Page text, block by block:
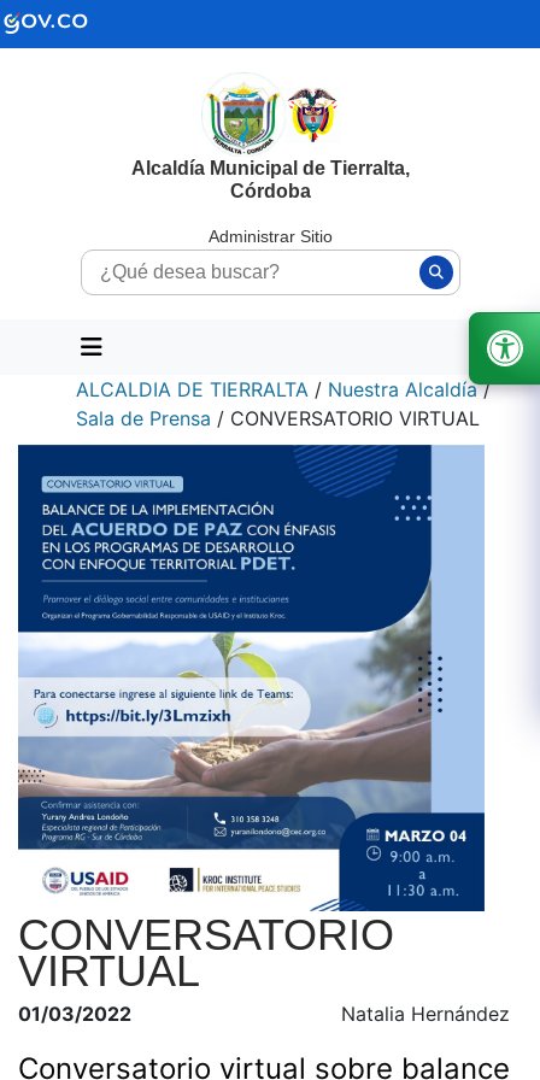
Alcaldía Municipal de Tierralta,
Córdoba
Administrar Sitio
ALCALDIA DE TIERRALTA / Nuestra Alcaldía/
Sala de Prensa / CONVERSATORIO VIRTUAL
CONVERSATORIO
VIRTUAL
01/03/2022 Natalia Hernández
Conversatorio virtual sobre balance